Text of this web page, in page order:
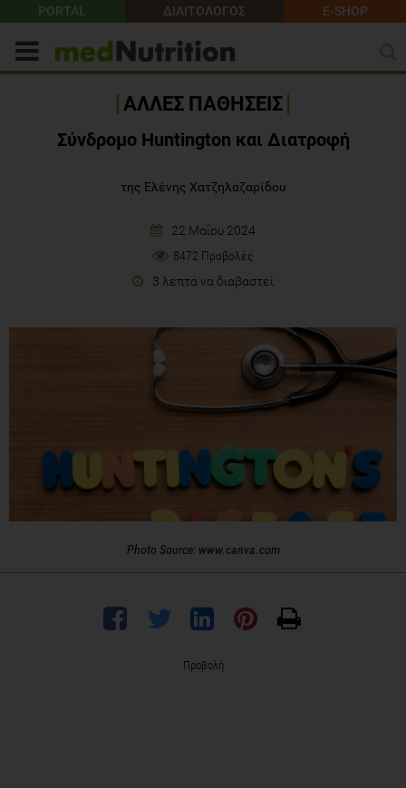
PORTAL ΔΙΑΙΤΟΛΟΓΟΣ E-SHOP
ΑΛΛΕΣ ΠΑΘΗΣΕΙΣ
Σύνδρομο Huntington και Διατροφή
της Ελένης Χατζηλαζαρίδου
22 Μαΐου 2024
8472 Προβολές
3 λεπτά να διαβαστεί
Photo Source: www.canva.com
Προβολή